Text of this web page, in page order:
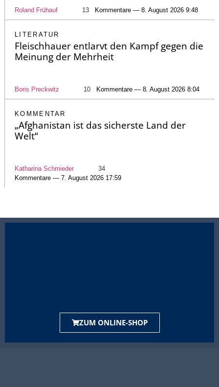
Roland Frühauf 13 Kommentare — 8. August 2026 9:48
LITERATUR
Fleischhauer entlarvt den Kampf gegen die
Meinung der Mehrheit
Boris Preckwitz 10 Kommentare — 8. August 2026 8:04
KOMMENTAR
„Afghanistan ist das sicherste Land der
Welt“
Katharina Schmieder
34
Kommentare — 7. August 2026 17:59
ZUM ONLINE-SHOP